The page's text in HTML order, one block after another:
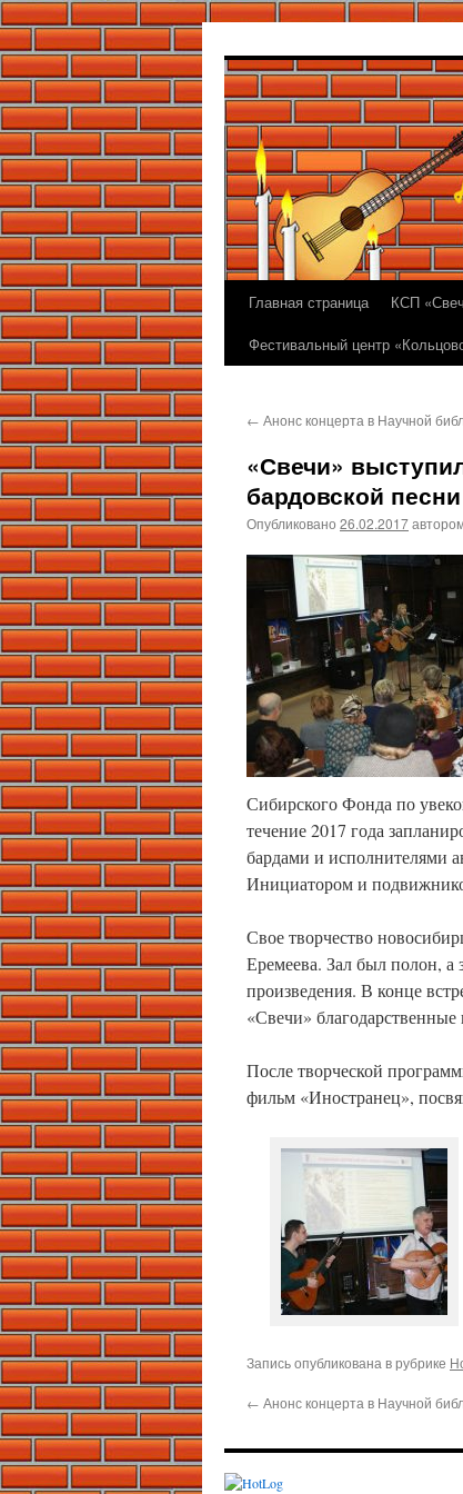
содержимому
Главная страница КСП
Фестивальный центр
← Анонс концерта в Научной
«Свечи»
бардовской песни
Опубликовано 26.02.2017
Сибирского Фонда по
течение 2017 года
бардами и исполнителями
Инициатором и
Свое творчество
Еремеева. Зал был полон, а
произведения. В конце
«Свечи»
После творческой
фильм «Иностранец»,
Запись опубликована в рубрике
← Анонс концерта в Научной